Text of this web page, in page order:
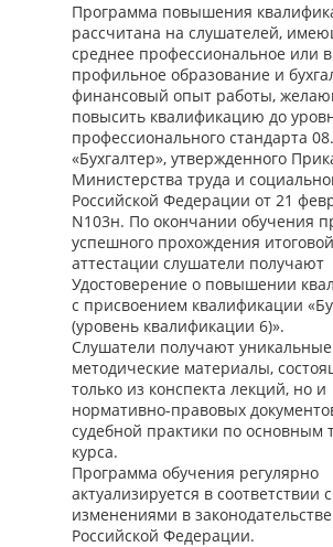
Программа повышения
рассчитана на слушателей,
среднее профессиональное или
профильное образование и
финансовый опыт работы,
повысить квалификацию до
профессионального стандарта
«Бухгалтер», утвержденного
Министерства труда и
Российской Федерации от 21
N103н. По окончании обучения
успешного прохождения итоговой
аттестации слушатели получают
Удостоверение о повышении
с присвоением квалификации
(уровень квалификации 6)».
Слушатели получают уникальные
методические материалы,
только из конспекта лекций, но и
нормативно-правовых
судебной практики по основным
курса.
Программа обучения регулярно
актуализируется в соответствии с
изменениями в законодательстве
Российской Федерации.